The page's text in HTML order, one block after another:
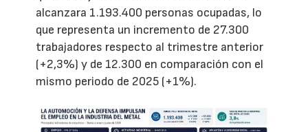
alcanzara 1.193.400 personas ocupadas, lo
que representa un incremento de 27.300
trabajadores respecto al trimestre anterior
(+2,3%) y de 12.300 en comparación con el
mismo periodo de 2025 (+1%).